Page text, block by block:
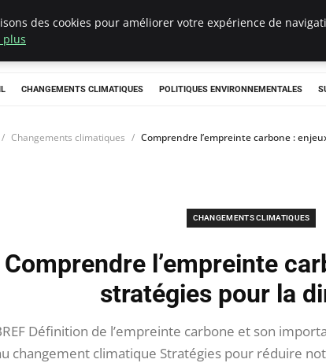
CHANGEMENTS CLIMATIQUES POLITIQUES ENVIRONNEMENTALES
Changements climatiques Comprendre l’empreinte carbone :
CHANGEMENTS CLIMATIQUES
Comprendre l’empreinte
stratégies pour la
Définition de l’empreinte carbone et son
changement climatique Stratégies pour réduire
des cookies pour améliorer votre expérience de
plus